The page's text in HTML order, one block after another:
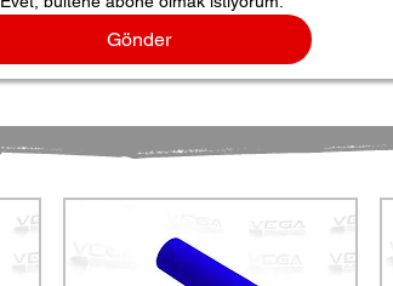
Gönder